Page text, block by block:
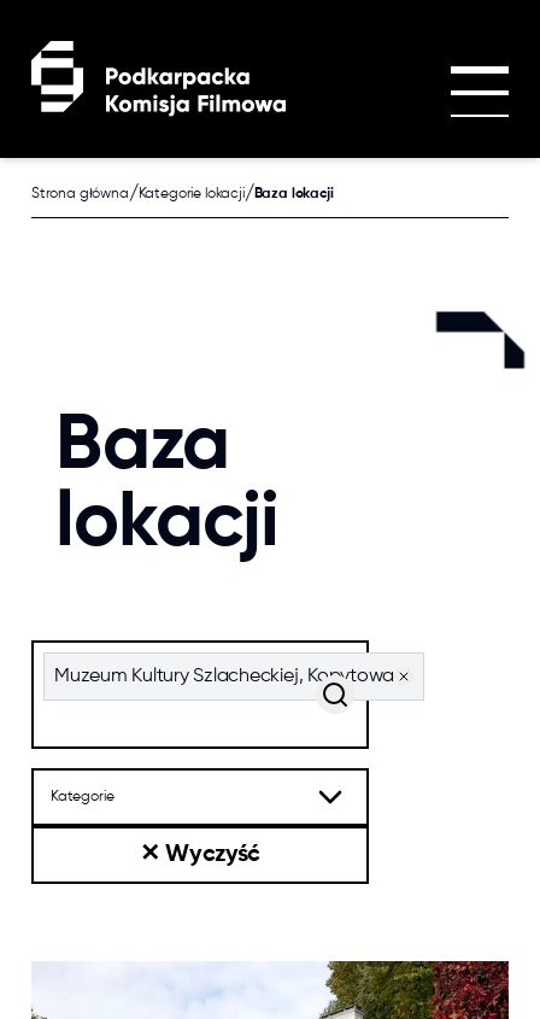
Strona główna/Kategorie lokacji/ Baza lokacji
Baza
lokacji
Szukaj po nazwie lub po tagach
Muzeum Kultury Szlacheckiej, Kopytowa
Kategorie
✕ Wyczyść